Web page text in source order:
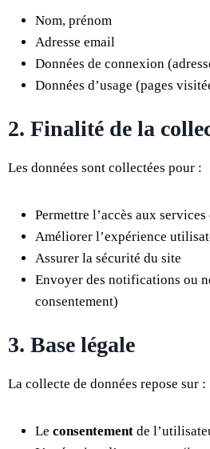
Nom, prénom
Adresse email
Données de connexion
Données d’usage (pages
2. Finalité de la
Les données sont collectées pour :
Permettre l’accès aux services
Améliorer l’expérience
Assurer la sécurité du site
Envoyer des notifications ou
consentement)
3. Base légale
La collecte de données repose sur :
Le consentement de